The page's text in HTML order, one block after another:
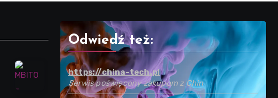
Odwiedź też:
https://china-tech.pl
Serwis poświęcony zakupom z Chin